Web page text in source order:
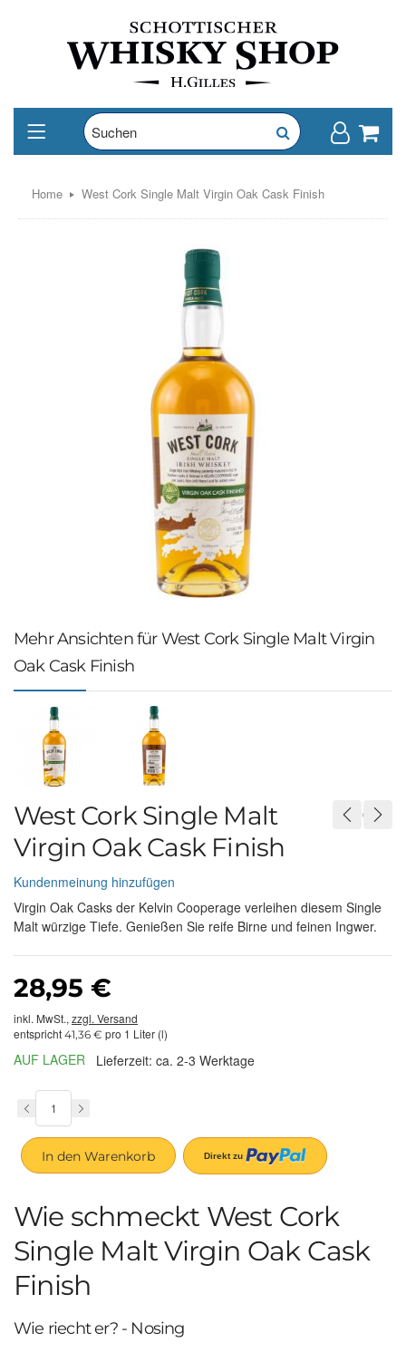
Home West Cork Single Malt Virgin Oak Cask Finish
Mehr Ansichten für West Cork Single Malt Virgin
Oak Cask Finish
West Cork Single Malt
Virgin Oak Cask Finish
Kundenmeinung hinzufügen
Virgin Oak Casks der Kelvin Cooperage verleihen diesem Single
Malt würzige Tiefe. Genießen Sie reife Birne und feinen Ingwer.
28,95 €
inkl. MwSt., zzgl. Versand
entspricht 41,36 € pro 1 Liter (l)
AUF LAGER Lieferzeit: ca. 2-3 Werktage
In den Warenkorb
Wie schmeckt West Cork
Single Malt Virgin Oak Cask
Finish
Wie riecht er? - Nosing